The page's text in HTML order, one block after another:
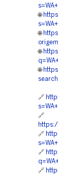
🌐
🌐
🌐
🌐
🔗
🔗
🔗
🔗
🔗